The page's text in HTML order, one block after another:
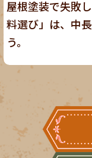
屋根塗装で失敗
料選び」は、中
う。